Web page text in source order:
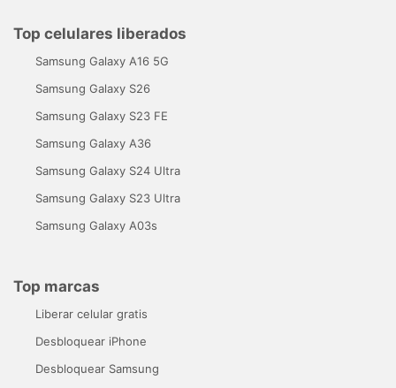
Top celulares liberados
Samsung Galaxy A16 5G
Samsung Galaxy S26
Samsung Galaxy S23 FE
Samsung Galaxy A36
Samsung Galaxy S24 Ultra
Samsung Galaxy S23 Ultra
Samsung Galaxy A03s
Top marcas
Liberar celular gratis
Desbloquear iPhone
Desbloquear Samsung